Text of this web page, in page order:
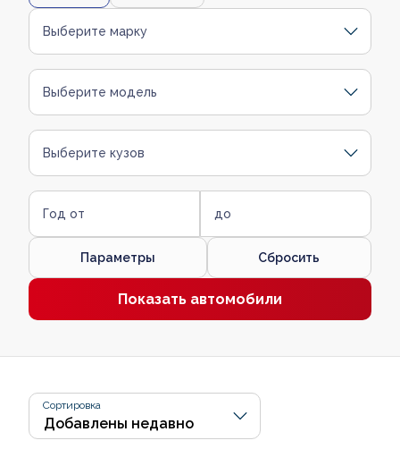
Выберите марку
Выберите модель
Выберите кузов
Год от до
Параметры Сбросить
Показать автомобили
Сортировка